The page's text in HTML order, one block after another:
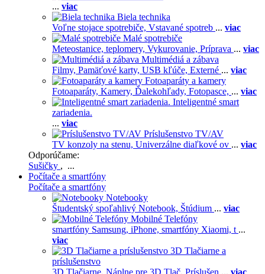
... viac
Biela technika
Voľne stojace spotrebiče, Vstavané spotreb ... viac
Malé spotrebiče
Meteostanice, teplomery, Vykurovanie, Príprava ... viac
Multimédiá a zábava
Filmy, Pamäťové karty, USB kľúče, Externé ... viac
Fotoaparáty a kamery
Fotoaparáty, Kamery, Ďalekohľady, Fotopasce, ... viac
Inteligentné smart
zariadenia.
... viac
Príslušenstvo TV/AV
TV konzoly na stenu, Univerzálne diaľkové ov ... viac
Odporúčame:
Sušičky , ...
Počítače a smartfóny
Počítače a smartfóny
Notebooky
Študentský spoľahlivý Notebook, Štúdium ... viac
Mobilné Telefóny
smartfóny Samsung, iPhone, smartfóny Xiaomi, t ...
viac
3D Tlačiarne a
príslušenstvo
3D Tlačiarne, Náplne pre 3D Tlač, Príslušen ... viac